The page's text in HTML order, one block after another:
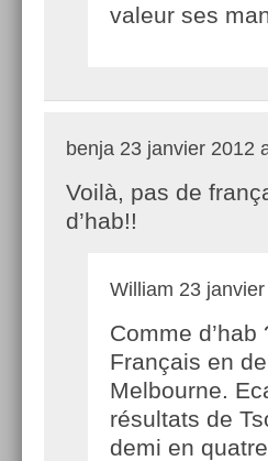
valeur ses
benja 23 janvier 2012
Voilà, pas de
d’hab!!
William 23
Comme
Français en
Melbourne.
résultats de
demi en